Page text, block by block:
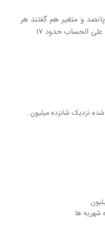
ثابت ۱۳ میلیون پانصد و متغیر هم گفتند هر
واحد حدودا یک میلیون و بصورت علی الحساب حدود ۱۷
نزدیک شانزده میلیون…
شهریه ها